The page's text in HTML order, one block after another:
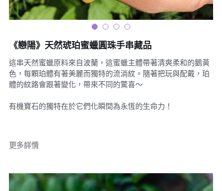
06｜玉韻茶香
08｜寶石旅行
優雅珍珠
常見問答
搜索
創作選購
《戀陽》天然琥珀蜜蠟圓珠手串藏品
這串天然蜜蠟原料來自波蘭，這蜜蠟主體帶著清爽柔和的鵝黃
色，每顆珀體有著美麗而獨特的流淌紋。隨著把玩與配戴，珀
體的紋路會跟著變化，帶來不同的驚喜～
有機寶石的獨特在於它們化瞬間為永恆的生命力！
更多詳情